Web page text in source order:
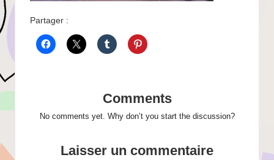
Partager :
Comments
No comments yet. Why don’t you start the discussion?
Laisser un commentaire